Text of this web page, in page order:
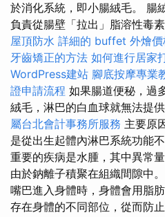
於消化系統，即小腸絨毛。 腸
負責從腸壁「拉出」脂溶性毒
屋頂防水 詳細的 buffet 外燴價
牙齒矯正的方法 如何進行居家
WordPress建站 腳底按摩專業
證申請流程 如果腸道便秘，過
絨毛，淋巴的白血球就無法提
屬台北會計事務所服務 主要原
是從出生起體內淋巴系統功能
重要的疾病是水腫，其中異常
由於鈉離子積聚在組織間隙中
嘴巴進入身體時，身體會用脂
存在身體的不同部位，從而防